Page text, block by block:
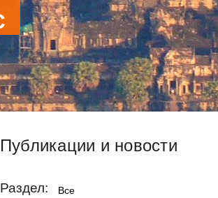
Публикации и новости
Раздел: Все